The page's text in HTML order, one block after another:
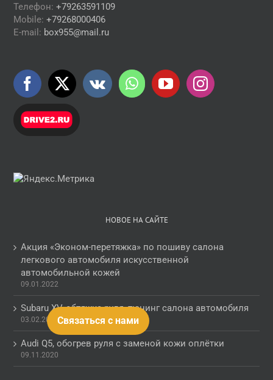
Связаться с нами
Телефон:+79263591109
Mobile:+79268000406
E-mail: box955@mail.ru
НОВОЕ НА САЙТЕ
Акция «Эконом-перетяжка» по пошиву салона
легкового автомобиля искусственной
автомобильной кожей
09.01.2022
Subaru XV, обтяжка руля, тюнинг салона автомобиля
03.02.2021
Audi Q5, обогрев руля с заменой кожи оплётки
09.11.2020